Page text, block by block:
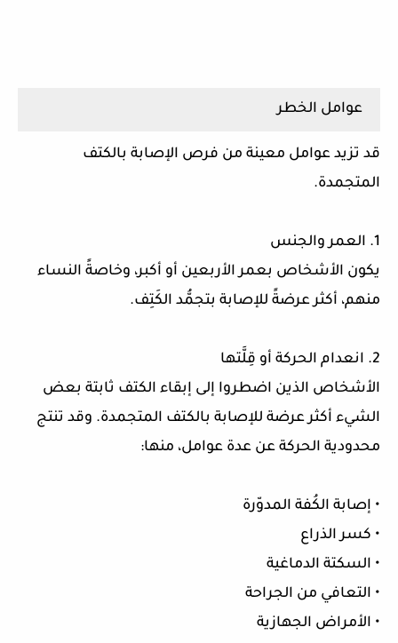
عوامل الخطر
قد تزيد عوامل معينة من فرص الإصابة بالكتف
المتجمدة.
1. العمر والجنس
يكون الأشخاص بعمر الأربعين أو أكبر، وخاصةً النساء
منهم، أكثر عرضةً للإصابة بتجمُّد الكَتِف.
2. انعدام الحركة أو قِلَّتها
الأشخاص الذين اضطروا إلى إبقاء الكتف ثابتة بعض
الشيء أكثر عرضة للإصابة بالكتف المتجمدة. وقد تنتج
محدودية الحركة عن عدة عوامل، منها:
• إصابة الكُفة المدوّرة
• كسر الذراع
• السكتة الدماغية
• التعافي من الجراحة
• الأمراض الجهازية